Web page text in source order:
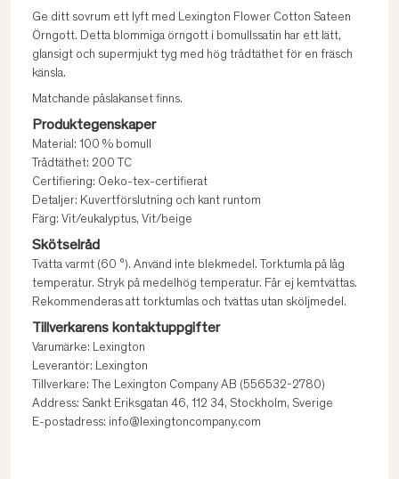
Ge ditt sovrum ett lyft med Lexington Flower Cotton Sateen
Örngott. Detta blommiga örngott i bomullssatin har ett lätt,
glansigt och supermjukt tyg med hög trådtäthet för en fräsch
känsla.
Matchande påslakanset finns.
Produktegenskaper
Material: 100 % bomull
Trådtäthet: 200 TC
Certifiering: Oeko-tex-certifierat
Detaljer: Kuvertförslutning och kant runtom
Färg: Vit/eukalyptus, Vit/beige
Skötselråd
Tvätta varmt (60 °). Använd inte blekmedel. Torktumla på låg
temperatur. Stryk på medelhög temperatur. Får ej kemtvättas.
Rekommenderas att torktumlas och tvättas utan sköljmedel.
Tillverkarens kontaktuppgifter
Varumärke: Lexington
Leverantör: Lexington
Tillverkare: The Lexington Company AB (556532-2780)
Address: Sankt Eriksgatan 46, 112 34, Stockholm, Sverige
E-postadress: info@lexingtoncompany.com